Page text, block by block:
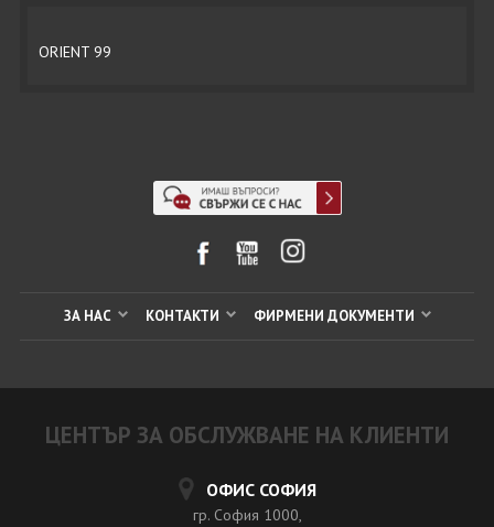
ORIENT 99
ЗА НАС КОНТАКТИ ФИРМЕНИ ДОКУМЕНТИ
ЦЕНТЪР ЗА ОБСЛУЖВАНЕ НА КЛИЕНТИ
ОФИС СОФИЯ
гр. София 1000,